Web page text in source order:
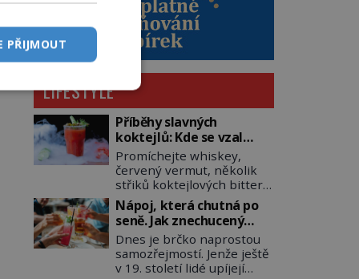
LIFESTYLE
Příběhy slavných
koktejlů: Kde se vzal
Manhattan a Bloody
Mary?
Promíchejte whiskey,
červený vermut, několik
střiků koktejlových bitters
a led, sceďte, ozdobte
koktejlovou třešinkou a
tadá… Manhattan je tu! A
pokud to má být skutečně
on, dejte si pozor, ať místo
klasické americké rye
Nápoj, která chutná po
seně. Jak znechucený
Američan vymyslel brčko
Dnes je brčko naprostou
samozřejmostí. Jenže ještě
v 19. století lidé upíjejí
PŘIJMOUT